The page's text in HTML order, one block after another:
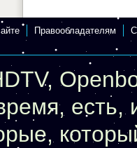
Правообладателям
,
, есть,
,